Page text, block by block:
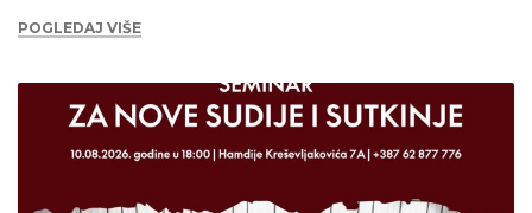
POGLEDAJ VIŠE